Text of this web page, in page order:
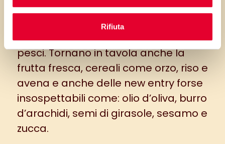
Rifiuta
legumi, peperoni, funghi, melanzane,
broccoli e zucchine, oltre a carni
bianche, salumi magri e tutti i tipi di
pesci. Tornano in tavola anche la
frutta fresca, cereali come orzo, riso e
avena e anche delle new entry forse
insospettabili come: olio d’oliva, burro
d’arachidi, semi di girasole, sesamo e
zucca.